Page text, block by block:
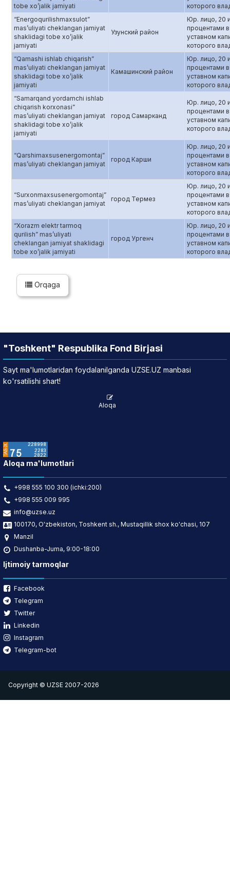
tobe xo’jalik jamiyati
которого
“Energoqurilishmaxsulot”
mas’uliyati cheklangan jamiyat
shaklidagi tobe xo’jalik
jamiyati
Узунский район
Юр. лицо, 20
процентами в
уставном
которого
“Qamashi ishlab chiqarish”
mas’uliyati cheklangan jamiyat
shaklidagi tobe xo’jalik
jamiyati
Камашинский район
Юр. лицо, 20
процентами в
уставном
которого
“Samarqand yordamchi ishlab
chiqarish korxonasi”
mas’uliyati cheklangan jamiyat
shaklidagi tobe xo’jalik
jamiyati
город Самарканд
Юр. лицо, 20
процентами в
уставном
которого
“Qarshimaxsusenergomontaj”
mas’uliyati cheklangan jamiyat
город Карши
Юр. лицо, 20
процентами в
уставном
которого
“Surxonmaxsusenergomontaj”
mas’uliyati cheklangan jamiyat
город Термез
Юр. лицо, 20
процентами в
уставном
которого
“Xorazm elektr tarmoq
qurilish” mas’uliyati
cheklangan jamiyat shaklidagi
tobe xo’jalik jamiyati
город Ургенч
Юр. лицо, 20
процентами в
уставном
которого
Orqaga
"Toshkent" Respublika Fond Birjasi
Sayt ma'lumotlaridan foydalanilganda UZSE.UZ manbasi
ko'rsatilishi shart!
Aloqa
Aloqa ma'lumotlari
+998 555 100 300 (ichki:200)
+998 555 009 995
info@uzse.uz
100170, O'zbekiston, Toshkent sh., Mustaqillik shox ko'chasi, 107
Manzil
Dushanba-Juma, 9:00-18:00
Ijtimoiy tarmoqlar
Facebook
Telegram
Twitter
Linkedin
Instagram
Telegram-bot
Copyright © UZSE 2007-2026